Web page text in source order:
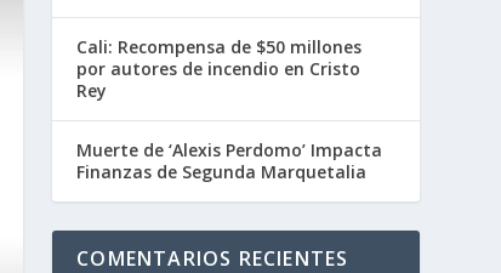
Cali: Recompensa de $50 millones
por autores de incendio en Cristo
Rey
Muerte de ‘Alexis Perdomo’ Impacta
Finanzas de Segunda Marquetalia
COMENTARIOS RECIENTES